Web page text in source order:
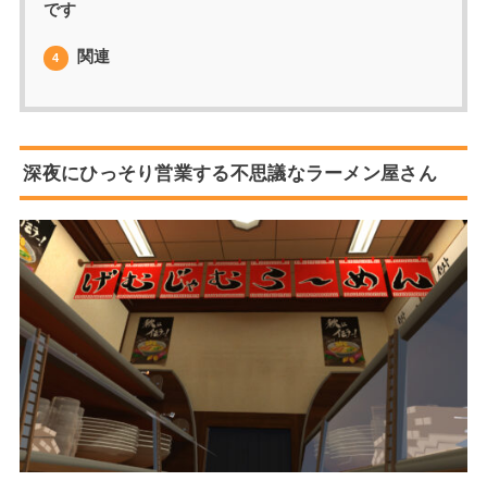
です
4 関連
深夜にひっそり営業する不思議なラーメン屋さん